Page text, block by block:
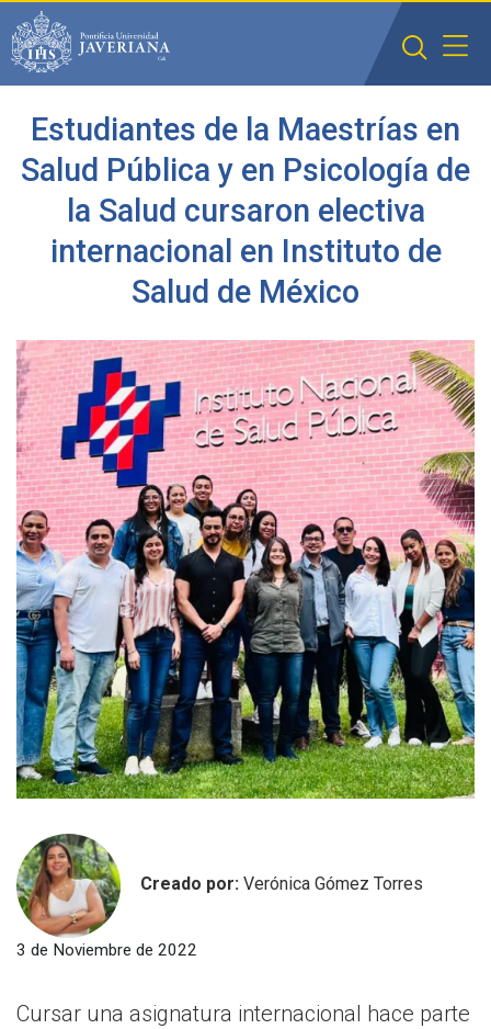
Saltar al contenido principal
Estudiantes de la Maestrías en
Salud Pública y en Psicología de
la Salud cursaron electiva
internacional en Instituto de
Salud de México
Creado por: Verónica Gómez Torres
3 de Noviembre de 2022
Cursar una asignatura internacional hace parte